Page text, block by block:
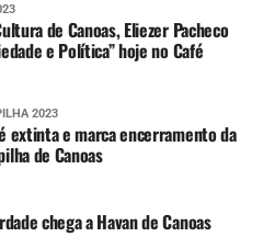
de Canoas, Eliezer Pacheco
e Política” hoje no Café
2023
extinta e marca encerramento da
de Canoas
chega a Havan de Canoas